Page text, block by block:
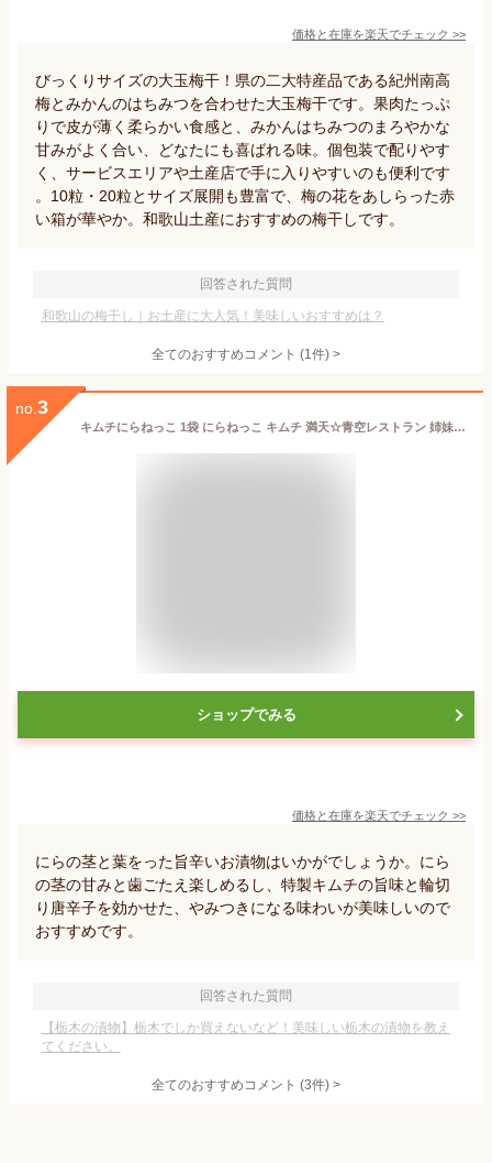
価格と在庫を楽天でチェック >>
びっくりサイズの大玉梅干！県の二大特産品である紀州南高
梅とみかんのはちみつを合わせた大玉梅干です。果肉たっぷ
りで皮が薄く柔らかい食感と、みかんはちみつのまろやかな
甘みがよく合い、どなたにも喜ばれる味。個包装で配りやす
く、サービスエリアや土産店で手に入りやすいのも便利です
。10粒・20粒とサイズ展開も豊富で、梅の花をあしらった赤
い箱が華やか。和歌山土産におすすめの梅干しです。
回答された質問
和歌山の梅干し｜お土産に大人気！美味しいおすすめは？
全てのおすすめコメント (1件) >
no. 3
キムチにらねっこ 1袋 にらねっこ キムチ 満天☆青空レストラン 姉妹品 国産 栃木県産 にら漬け ニラ漬け にらキムチ にら ニラ 韮 漬物 ごはんのお供 おばねや ニラネッコ おかず漬け物 郡山銘販 まざっせこらっせ
ショップでみる
価格と在庫を楽天でチェック >>
にらの茎と葉をった旨辛いお漬物はいかがでしょうか。にら
の茎の甘みと歯ごたえ楽しめるし、特製キムチの旨味と輪切
り唐辛子を効かせた、やみつきになる味わいが美味しいので
おすすめです。
回答された質問
【栃木の漬物】栃木でしか買えないなど！美味しい栃木の漬物を教え
てください。
全てのおすすめコメント (3件) >